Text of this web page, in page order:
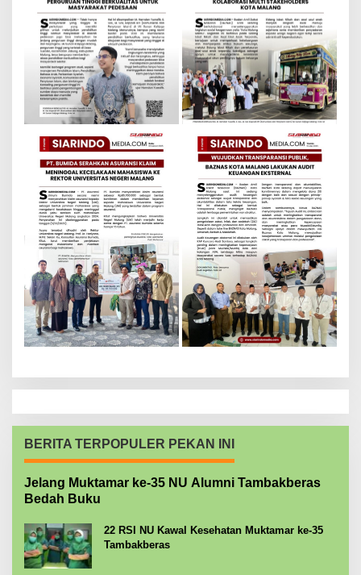
BERITA TERPOPULER PEKAN INI
Jelang Muktamar ke-35 NU Alumni Tambakberas
Bedah Buku
22 RSI NU Kawal Kesehatan Muktamar ke-35
Tambakberas